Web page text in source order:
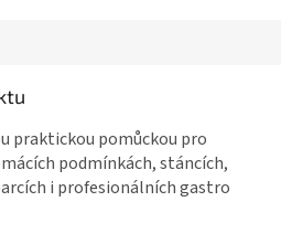
praktickou pomůckou pro
podmínkách, stáncích,
i profesionálních gastro